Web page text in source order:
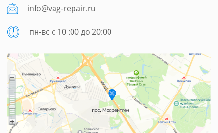
info@vag-repair.ru
пн-вс с 10 :00 до 20:00